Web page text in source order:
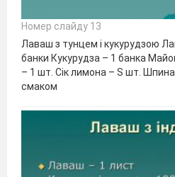
Номер слайду 13
Лаваш з тунцем і кукурудзою
банки Кукурудза – 1 банка
– 1 шт. Сік лимона – Ѕ шт. Шпинат
смаком